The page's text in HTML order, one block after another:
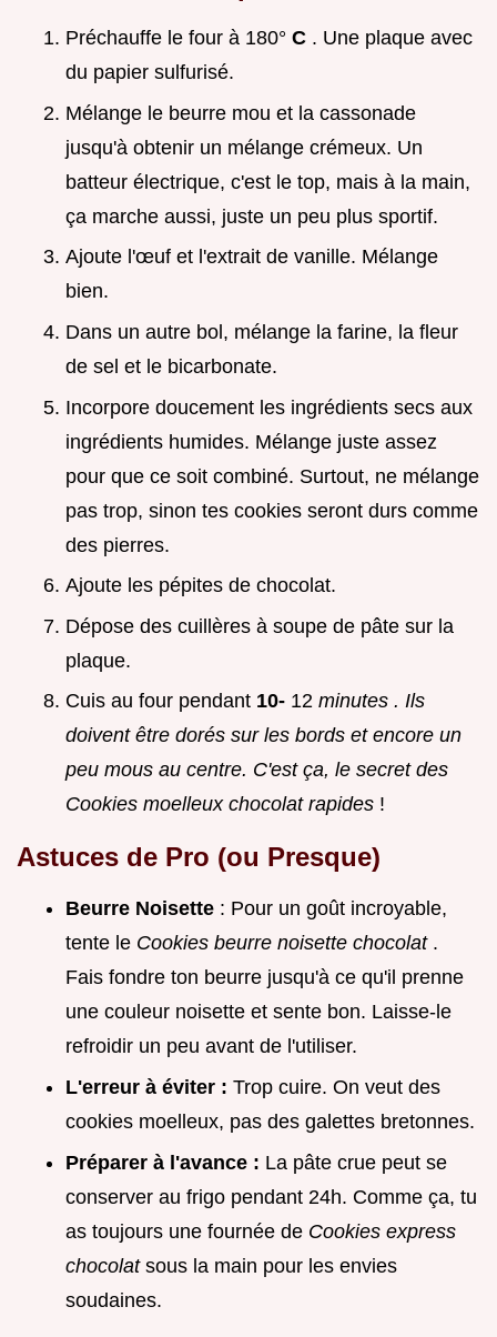
Préchauffe le four à 180° C . Une plaque avec
du papier sulfurisé.
Mélange le beurre mou et la cassonade
jusqu'à obtenir un mélange crémeux. Un
batteur électrique, c'est le top, mais à la main,
ça marche aussi, juste un peu plus sportif.
Ajoute l'œuf et l'extrait de vanille. Mélange
bien.
Dans un autre bol, mélange la farine, la fleur
de sel et le bicarbonate.
Incorpore doucement les ingrédients secs aux
ingrédients humides. Mélange juste assez
pour que ce soit combiné. Surtout, ne mélange
pas trop, sinon tes cookies seront durs comme
des pierres.
Ajoute les pépites de chocolat.
Dépose des cuillères à soupe de pâte sur la
plaque.
Cuis au four pendant 10- 12 minutes . Ils
doivent être dorés sur les bords et encore un
peu mous au centre. C'est ça, le secret des
Cookies moelleux chocolat rapides !
Astuces de Pro (ou Presque)
Beurre Noisette : Pour un goût incroyable,
tente le Cookies beurre noisette chocolat .
Fais fondre ton beurre jusqu'à ce qu'il prenne
une couleur noisette et sente bon. Laisse-le
refroidir un peu avant de l'utiliser.
L'erreur à éviter : Trop cuire. On veut des
cookies moelleux, pas des galettes bretonnes.
Préparer à l'avance : La pâte crue peut se
conserver au frigo pendant 24h. Comme ça, tu
as toujours une fournée de Cookies express
chocolat sous la main pour les envies
soudaines.